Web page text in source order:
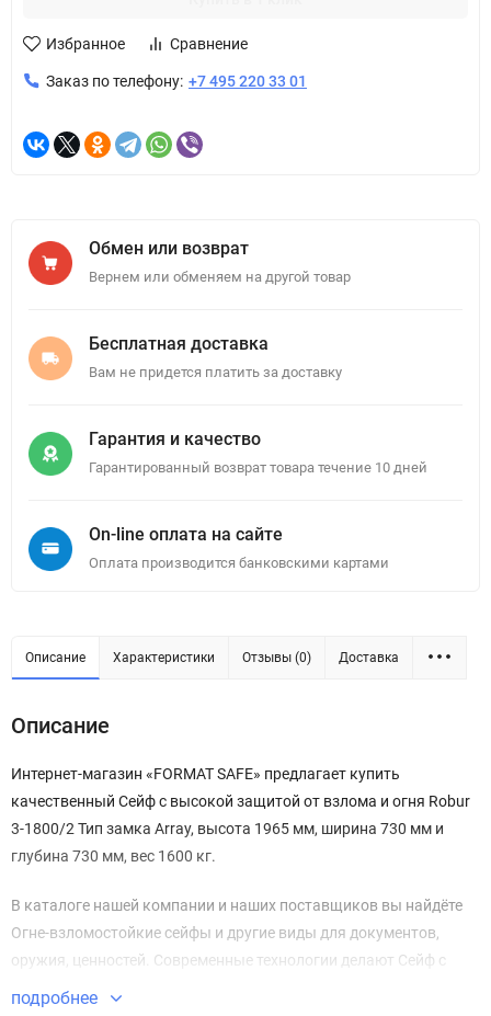
Избранное Сравнение
Заказ по телефону: +7 495 220 33 01
Обмен или возврат
Вернем или обменяем на другой товар
Бесплатная доставка
Вам не придется платить за доставку
Гарантия и качество
Гарантированный возврат товара течение 10 дней
On-line оплата на сайте
Оплата производится банковскими картами
Описание Характеристики Отзывы (0) Доставка
Описание
Интернет-магазин «FORMAT SAFE» предлагает купить
качественный Сейф с высокой защитой от взлома и огня Robur
3-1800/2 Тип замка Array, высота 1965 мм, ширина 730 мм и
глубина 730 мм, вес 1600 кг.
В каталоге нашей компании и наших поставщиков вы найдёте
Огне-взломостойкие сейфы и другие виды для документов,
оружия, ценностей. Современные технологии делают Сейф с
высокой защитой от взлома и огня Robur 3-1800/2 безупречным
подробнее